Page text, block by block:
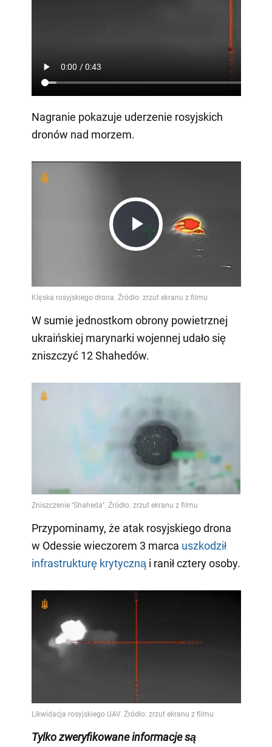
Nagranie pokazuje uderzenie rosyjskich
dronów nad morzem.
Play
Video
W sumie jednostkom obrony powietrznej
ukraińskiej marynarki wojennej udało się
zniszczyć 12 Shahedów.
Przypominamy, że atak rosyjskiego drona
w Odessie wieczorem 3 marca uszkodził
infrastrukturę krytycznąi ranił cztery osoby.
Tylko zweryfikowane informacje są